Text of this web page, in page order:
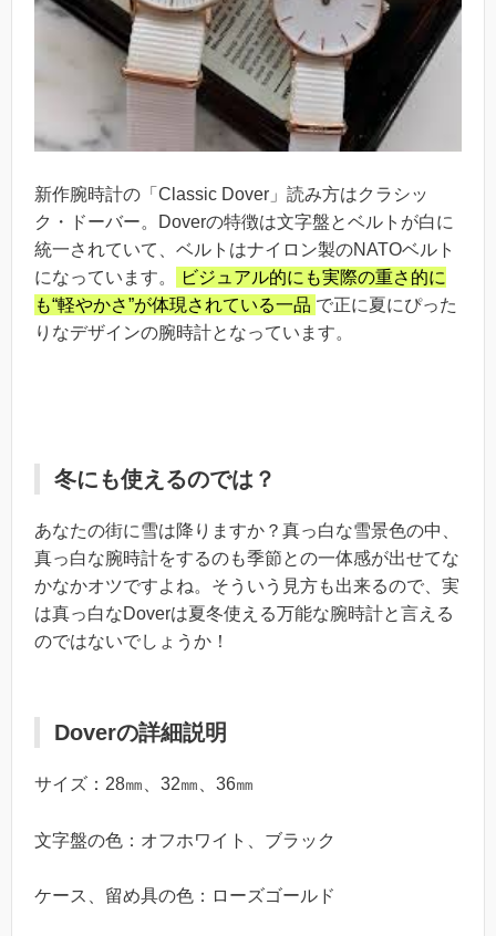
新作腕時計の「Classic Dover」読み方はクラシッ
ク・ドーバー。Doverの特徴は文字盤とベルトが白に
統一されていて、ベルトはナイロン製のNATOベルト
になっています。
ビジュアル的にも実際の重さ的に
も“軽やかさ”が体現されている一品 で正に夏にぴった
りなデザインの腕時計となっています。
冬にも使えるのでは？
あなたの街に雪は降りますか？真っ白な雪景色の中、
真っ白な腕時計をするのも季節との一体感が出せてな
かなかオツですよね。そういう見方も出来るので、実
は真っ白なDoverは夏冬使える万能な腕時計と言える
のではないでしょうか！
Doverの詳細説明
サイズ：28㎜、32㎜、36㎜
文字盤の色：オフホワイト、ブラック
ケース、留め具の色：ローズゴールド